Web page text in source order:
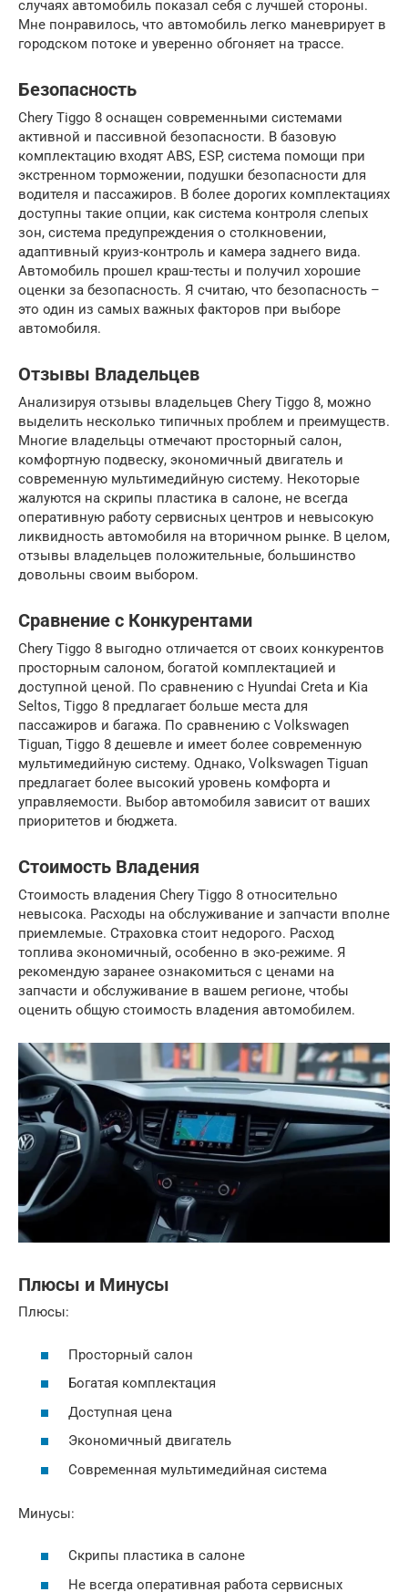
случаях автомобиль показал себя с лучшей стороны.
Мне понравилось, что автомобиль легко маневрирует в
городском потоке и уверенно обгоняет на трассе.
Безопасность
Chery Tiggo 8 оснащен современными системами
активной и пассивной безопасности. В базовую
комплектацию входят ABS, ESP, система помощи при
экстренном торможении, подушки безопасности для
водителя и пассажиров. В более дорогих комплектациях
доступны такие опции, как система контроля слепых
зон, система предупреждения о столкновении,
адаптивный круиз-контроль и камера заднего вида.
Автомобиль прошел краш-тесты и получил хорошие
оценки за безопасность. Я считаю, что безопасность –
это один из самых важных факторов при выборе
автомобиля.
Отзывы Владельцев
Анализируя отзывы владельцев Chery Tiggo 8, можно
выделить несколько типичных проблем и преимуществ.
Многие владельцы отмечают просторный салон,
комфортную подвеску, экономичный двигатель и
современную мультимедийную систему. Некоторые
жалуются на скрипы пластика в салоне, не всегда
оперативную работу сервисных центров и невысокую
ликвидность автомобиля на вторичном рынке. В целом,
отзывы владельцев положительные, большинство
довольны своим выбором.
Сравнение с Конкурентами
Chery Tiggo 8 выгодно отличается от своих конкурентов
просторным салоном, богатой комплектацией и
доступной ценой. По сравнению с Hyundai Creta и Kia
Seltos, Tiggo 8 предлагает больше места для
пассажиров и багажа. По сравнению с Volkswagen
Tiguan, Tiggo 8 дешевле и имеет более современную
мультимедийную систему. Однако, Volkswagen Tiguan
предлагает более высокий уровень комфорта и
управляемости. Выбор автомобиля зависит от ваших
приоритетов и бюджета.
Стоимость Владения
Стоимость владения Chery Tiggo 8 относительно
невысока. Расходы на обслуживание и запчасти вполне
приемлемые. Страховка стоит недорого. Расход
топлива экономичный, особенно в эко-режиме. Я
рекомендую заранее ознакомиться с ценами на
запчасти и обслуживание в вашем регионе, чтобы
оценить общую стоимость владения автомобилем.
Плюсы и Минусы
Плюсы:
Просторный салон
Богатая комплектация
Доступная цена
Экономичный двигатель
Современная мультимедийная система
Минусы:
Скрипы пластика в салоне
Не всегда оперативная работа сервисных